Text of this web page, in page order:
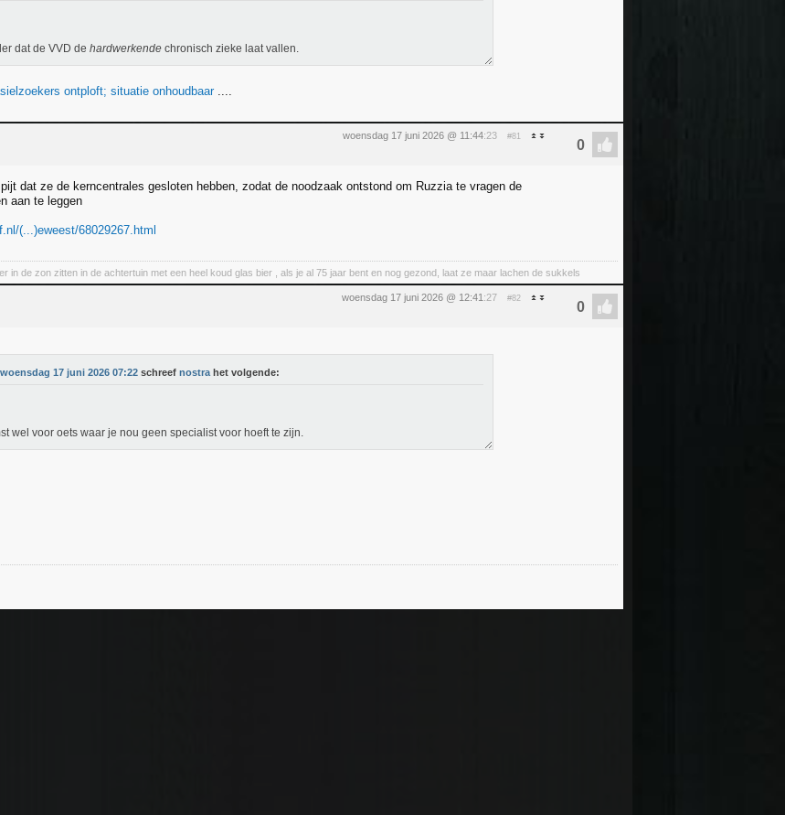
dat de VVD de hardwerkende chronisch zieke laat vallen.
ontploft; situatie onhoudbaar....
woensdag 17 juni 2026 @ 11:44:23 #81
dat ze de kerncentrales gesloten hebben, zodat de noodzaak ontstond om Ruzzia te vragen de
aan te leggen
(...)eweest/68029267.html
in de zon zitten in de achtertuin met een heel koud glas bier , als je al 75 jaar bent en nog gezond, laat ze maar lachen de sukkels
woensdag 17 juni 2026 @ 12:41 :27 #82
woensdag 17 juni 2026 07:22 schreef nostra het volgende:
wel voor oets waar je nou geen specialist voor hoeft te zijn.